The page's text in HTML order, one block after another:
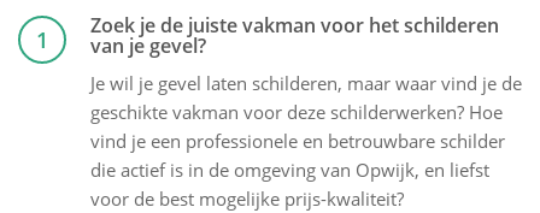
1 Zoek je de juiste vakman voor het schilderen
van je gevel?
Je wil je gevel laten schilderen, maar waar vind je de
geschikte vakman voor deze schilderwerken? Hoe
vind je een professionele en betrouwbare schilder
die actief is in de omgeving van Opwijk, en liefst
voor de best mogelijke prijs-kwaliteit?